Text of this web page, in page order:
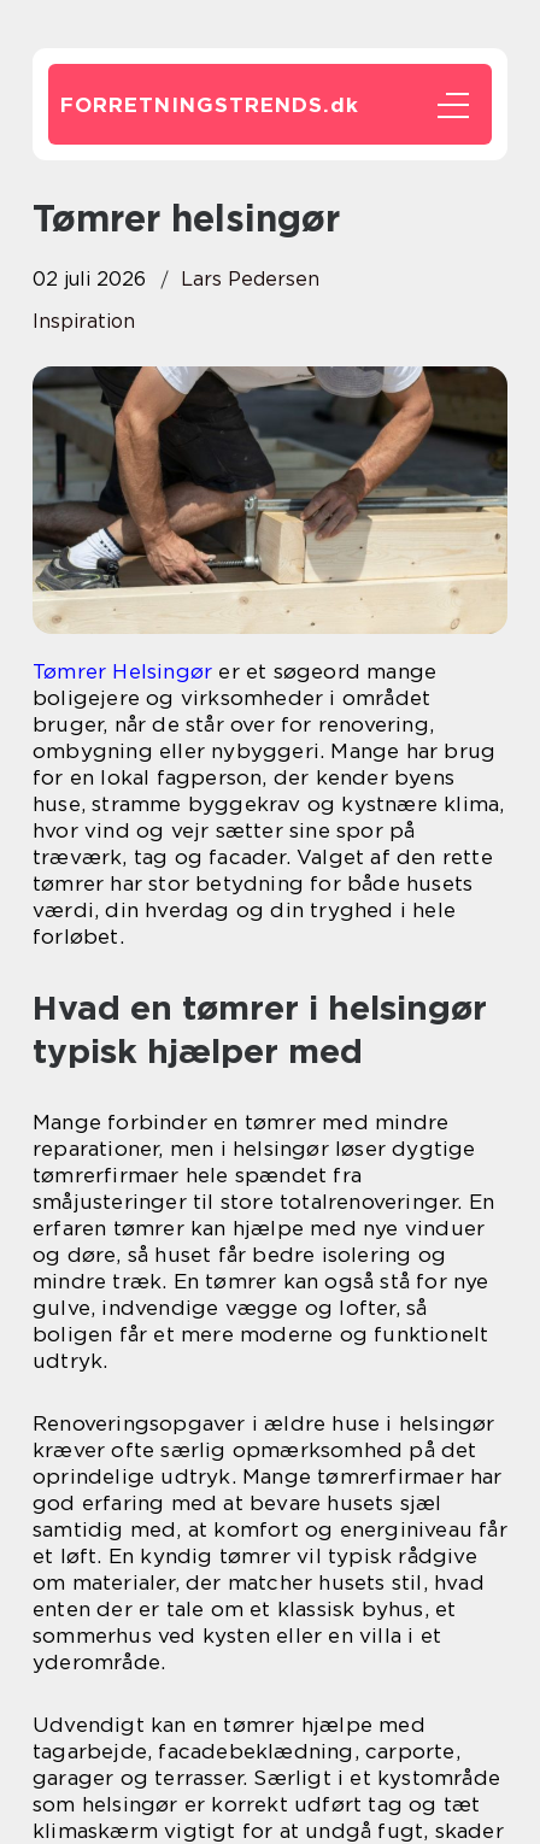
FORRETNINGSTRENDS.dk
Tømrer helsingør
02 juli 2026
Lars Pedersen
Inspiration
Tømrer Helsingør er et søgeord mange
boligejere og virksomheder i området
bruger, når de står over for renovering,
ombygning eller nybyggeri. Mange har brug
for en lokal fagperson, der kender byens
huse, stramme byggekrav og kystnære klima,
hvor vind og vejr sætter sine spor på
træværk, tag og facader. Valget af den rette
tømrer har stor betydning for både husets
værdi, din hverdag og din tryghed i hele
forløbet.
Hvad en tømrer i helsingør
typisk hjælper med
Mange forbinder en tømrer med mindre
reparationer, men i helsingør løser dygtige
tømrerfirmaer hele spændet fra
småjusteringer til store totalrenoveringer. En
erfaren tømrer kan hjælpe med nye vinduer
og døre, så huset får bedre isolering og
mindre træk. En tømrer kan også stå for nye
gulve, indvendige vægge og lofter, så
boligen får et mere moderne og funktionelt
udtryk.
Renoveringsopgaver i ældre huse i helsingør
kræver ofte særlig opmærksomhed på det
oprindelige udtryk. Mange tømrerfirmaer har
god erfaring med at bevare husets sjæl
samtidig med, at komfort og energiniveau får
et løft. En kyndig tømrer vil typisk rådgive
om materialer, der matcher husets stil, hvad
enten der er tale om et klassisk byhus, et
sommerhus ved kysten eller en villa i et
yderområde.
Udvendigt kan en tømrer hjælpe med
tagarbejde, facadebeklædning, carporte,
garager og terrasser. Særligt i et kystområde
som helsingør er korrekt udført tag og tæt
klimaskærm vigtigt for at undgå fugt, skader